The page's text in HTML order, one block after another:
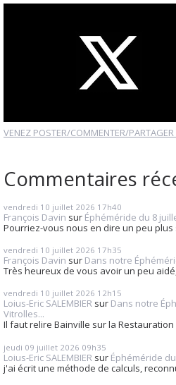
VENEZ POSTER/COMMENTER/
Commentaires
vendredi 10 juillet 2026 17h40
François Davin sur Éphéméride du 8
Pourriez-vous nous en dire un peu plus
vendredi 10 juillet 2026 17h35
François Davin sur Dans notre
Très heureux de vous avoir un peu
vendredi 10 juillet 2026 12h15
Loius-Eric SALEMBIER sur Dans notre
Vitrolles...
Il faut relire Bainville sur la Restauration
jeudi 09 juillet 2026 09h35
Loius-Eric SALEMBIER sur Éphéméride
j'ai écrit une méthode de calculs,